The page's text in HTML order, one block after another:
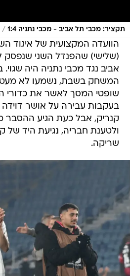
תקציר: מכבי תל אביב - מכבי נתניה 1:4 /
הוועדה המקצועית של איגוד
(שלישי) שהפנדל השני שנפסק
אביב נגד מכבי נתניה היה
המשחק בשבת, נשמעו לא מעט
שופטי המסך לאשר את כדורי
בעקבות עבירה על אושר דוידה
קנריק, אבל כעת הגיע ההסבר
ולטענת חבריה, נגיעת היד של
שריקה.